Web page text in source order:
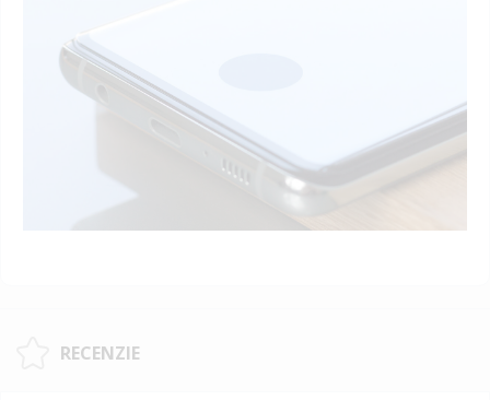
RECENZIE